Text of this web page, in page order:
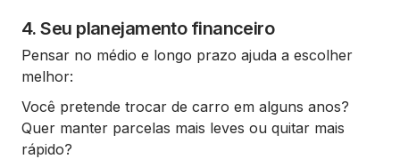
4. Seu planejamento financeiro
Pensar no médio e longo prazo ajuda a escolher
melhor:
Você pretende trocar de carro em alguns anos?
Quer manter parcelas mais leves ou quitar mais
rápido?